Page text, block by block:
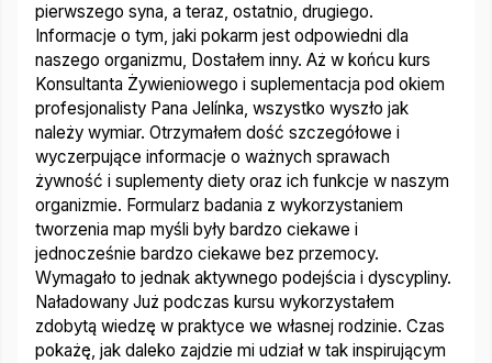
pierwszego syna, a teraz, ostatnio, drugiego.
Informacje o tym, jaki pokarm jest odpowiedni dla
naszego organizmu, Dostałem inny. Aż w końcu kurs
Konsultanta Żywieniowego i suplementacja pod okiem
profesjonalisty Pana Jelínka, wszystko wyszło jak
należy wymiar. Otrzymałem dość szczegółowe i
wyczerpujące informacje o ważnych sprawach
żywność i suplementy diety oraz ich funkcje w naszym
organizmie. Formularz badania z wykorzystaniem
tworzenia map myśli były bardzo ciekawe i
jednocześnie bardzo ciekawe bez przemocy.
Wymagało to jednak aktywnego podejścia i dyscypliny.
Naładowany Już podczas kursu wykorzystałem
zdobytą wiedzę w praktyce we własnej rodzinie. Czas
pokażę, jak daleko zajdzie mi udział w tak inspirującym